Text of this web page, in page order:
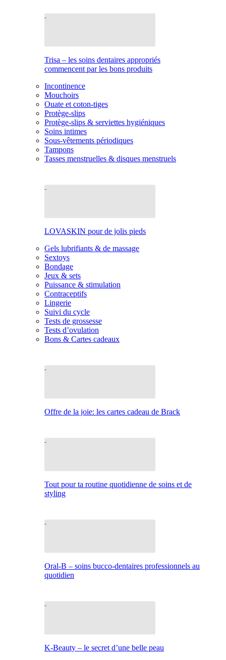
Trisa – les soins dentaires appropriés
commencent par les bons produits
Incontinence
Mouchoirs
Ouate et coton-tiges
Protège-slips
Protège-slips & serviettes hygiéniques
Soins intimes
Sous-vêtements périodiques
Tampons
Tasses menstruelles & disques menstruels
LOVASKIN pour de jolis pieds
Gels lubrifiants & de massage
Sextoys
Bondage
Jeux & sets
Puissance & stimulation
Contraceptifs
Lingerie
Suivi du cycle
Tests de grossesse
Tests d’ovulation
Bons & Cartes cadeaux
Offre de la joie: les cartes cadeau de Brack
Tout pour ta routine quotidienne de soins et de
styling
Oral-B – soins bucco-dentaires professionnels au
quotidien
K-Beauty – le secret d’une belle peau